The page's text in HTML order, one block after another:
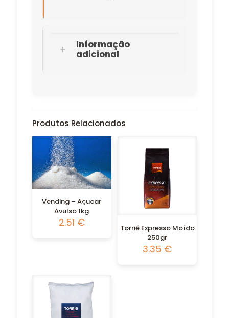
Informação
adicional
Produtos Relacionados
Vending – Açucar
Avulso 1kg
2.51 €
Torrié Expresso Moído
250gr
3.35 €